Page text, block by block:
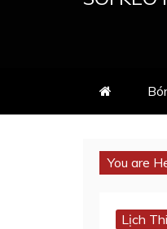
You are
Lịch